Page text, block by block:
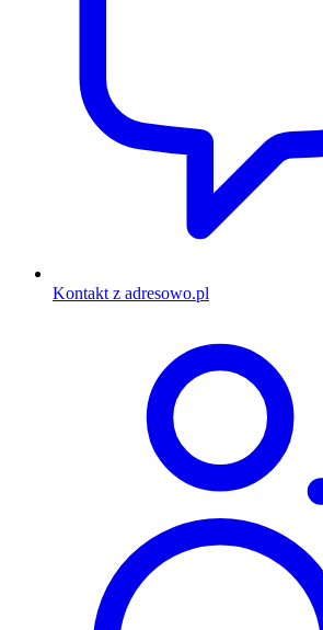
Kontakt z adresowo.pl